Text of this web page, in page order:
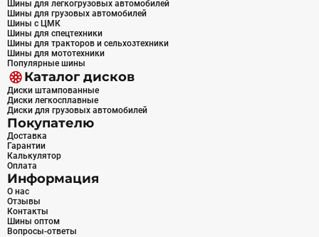
Шины для легкогрузовых автомобилей
Шины для грузовых автомобилей
Шины с ЦМК
Шины для спецтехники
Шины для тракторов и сельхозтехники
Шины для мототехники
Популярные шины
Каталог дисков
Диски штампованные
Диски легкосплавные
Диски для грузовых автомобилей
Покупателю
Доставка
Гарантии
Калькулятор
Оплата
Информация
О нас
Отзывы
Контакты
Шины оптом
Вопросы-ответы